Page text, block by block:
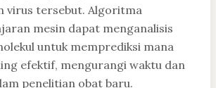
virus tersebut. Algoritma
mesin dapat menganalisis
untuk memprediksi mana
efektif, mengurangi waktu dan
penelitian obat baru.